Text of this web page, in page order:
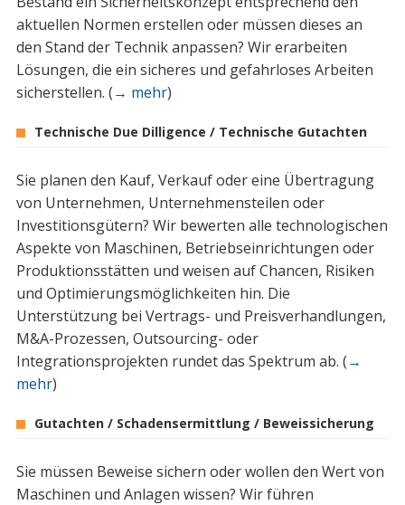
aktuellen Normen erstellen oder müssen dieses an
den Stand der Technik anpassen? Wir erarbeiten
Lösungen, die ein sicheres und gefahrloses Arbeiten
sicherstellen. (→ mehr)
Technische Due Dilligence / Technische Gutachten
Sie planen den Kauf, Verkauf oder eine Übertragung
von Unternehmen, Unternehmensteilen oder
Investitionsgütern? Wir bewerten alle technologischen
Aspekte von Maschinen, Betriebseinrichtungen oder
Produktionsstätten und weisen auf Chancen, Risiken
und Optimierungsmöglichkeiten hin. Die
Unterstützung bei Vertrags- und Preisverhandlungen,
M&A-Prozessen, Outsourcing- oder
Integrationsprojekten rundet das Spektrum ab. (→
mehr)
Gutachten / Schadensermittlung / Beweissicherung
Sie müssen Beweise sichern oder wollen den Wert von
Maschinen und Anlagen wissen? Wir führen